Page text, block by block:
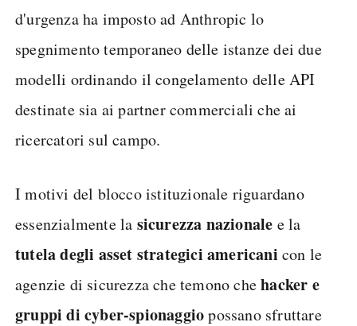
d'urgenza ha imposto ad Anthropic lo
spegnimento temporaneo delle istanze dei due
modelli ordinando il congelamento delle API
destinate sia ai partner commerciali che ai
ricercatori sul campo.
I motivi del blocco istituzionale riguardano
essenzialmente la sicurezza nazionale e la
tutela degli asset strategici americani con le
agenzie di sicurezza che temono chehacker e
gruppi di cyber-spionaggiopossano sfruttare